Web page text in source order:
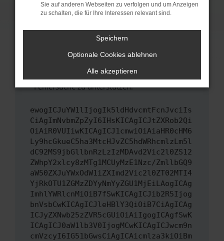
führen, dass bestimmte Funktionen nicht mehr
unterstützt werden.
Wende dich an den Webseitenbetreiber.
Wenn du alle oben genannten Schritte versucht
hast, kontaktiere uns bitte. Wir werden
uns diesen Text schicken, um uns bei der
Fehlersuche zu unterstützen:
ewogICJuYW1lIjogIk5ldHdvcmtFcnJvciIs
CiAgImNvbmZpZyI6IHsKICAgICJtZXRob2Qi
OiAiR0VUIiwKICAgICJ1cmwiOiAiaHR0cHM6
Ly9hcGkueC5ha3MtcHJvZC5hdWRhcmlzLm5l
dC92MS9jbGllbnRzLzIzMDAvd2Vic2l0ZS12
ZWhpY2xlcy8zMTg1MCUyMzE1Nzc/ZmllbGQ9
aW50ZXJuYWxOdW1iZXImd2Vic2l0ZT02MTI4
YjRkOTU1ZGMzZDYyNmYyZGU1MjEiLAogICAg
ImhlYWRlcnMiOiB7fSwKICAgICJib2R5Ijog
bnVsbCwKICAgICJleHBlY3QiOiB7CiAgICAg
ICJyZXNwb25zZVR5cGUiOiAiIgogICAgfSwK
ICAgICJ0aW1lb3V0IjogMCwKICAgICJwcm9n
cmVzcyI6IG51bGwsCiAgICAicmlza3kiOiBm
Sie auf anderen Webseiten zu verfolgen und um Anzeigen
zu schalten, die für Ihre Interessen relevant sind.
Speichern
Optionale Cookies ablehnen
Alle akzeptieren